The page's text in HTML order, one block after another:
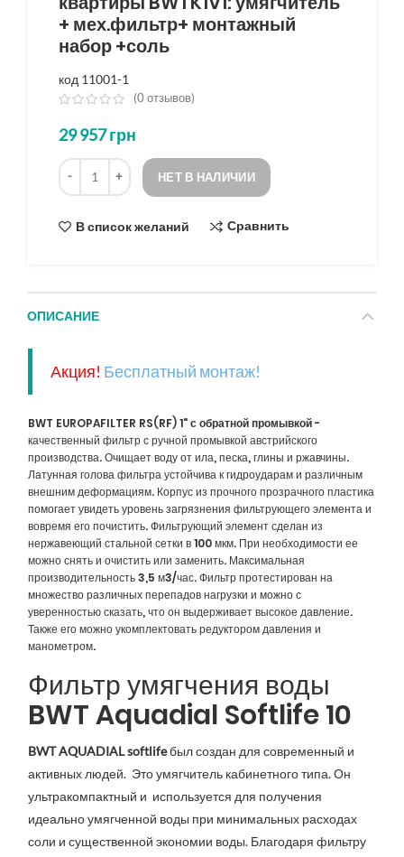
+ мех.фильтр+ монтажный
набор +соль
код 11001-1
(0 отзывов)
29 957грн
Количество
НЕТ В НАЛИЧИИ
В список желаний Сравнить
ОПИСАНИЕ
Акция! Бесплатный монтаж!
BWT EUROPAFILTER RS(RF) 1" с обратной промывкой-
качественный фильтр с ручной промывкой австрийского
производства. Очищает воду от ила, песка, глины и ржавчины.
Латунная голова фильтра устойчива к гидроударам и различным
внешним деформациям. Корпус из прочного прозрачного пластика
помогает увидеть уровень загрязнения фильтрующего элемента и
вовремя его почистить. Фильтрующий элемент сделан из
нержавеющий стальной сетки в 100 мкм. При необходимости ее
можно снять и очистить или заменить. Максимальная
производительность 3,5 м3/час. Фильтр протестирован на
множество различных перепадов нагрузки и можно с
уверенностью сказать, что он выдерживает высокое давление.
Также его можно укомплектовать редуктором давления и
манометром.
Фильтр умягчения воды
BWT Aquadial Softlife 10
BWT AQUADIAL softlifeбыл создан для современный и
активных людей. Это умягчитель кабинетного типа. Он
ультракомпактный и используется для получения
идеально умягченной воды при минимальных расходах
соли и существенной экономии воды. Благодаря фильтру